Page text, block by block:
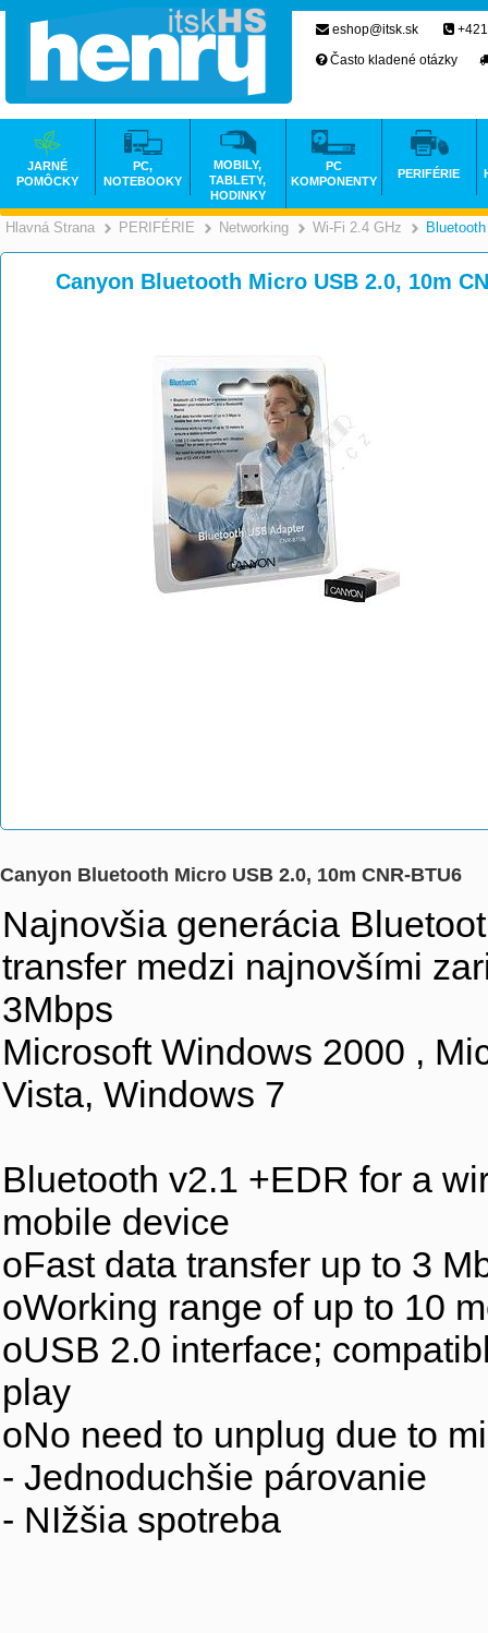
Hlavná Strana >
PERIFÉRIE >
Networking >
Wi-Fi 2.4 GHz Bluetooth
Canyon Bluetooth Micro USB 2.0, 10m
Canyon Bluetooth Micro USB 2.0, 10m CNR-BTU6
Najnovšia generácia
transfer medzi najnovšími
3Mbps
Microsoft Windows 2000 ,
Vista, Windows 7
Bluetooth v2.1 +EDR for a
mobile device
oFast data transfer up to 3
oWorking range of up to 10
oUSB 2.0 interface;
play
oNo need to unplug due to
- Jednoduchšie párovanie
- NIžšia spotreba
eshop@itsk.sk
Často kladené otázky
JARNÉ
POMÔCKY
PC,
NOTEBOOKY
MOBILY,
TABLETY,
HODINKY
PC
KOMPONENTY
PERIFÉRIE